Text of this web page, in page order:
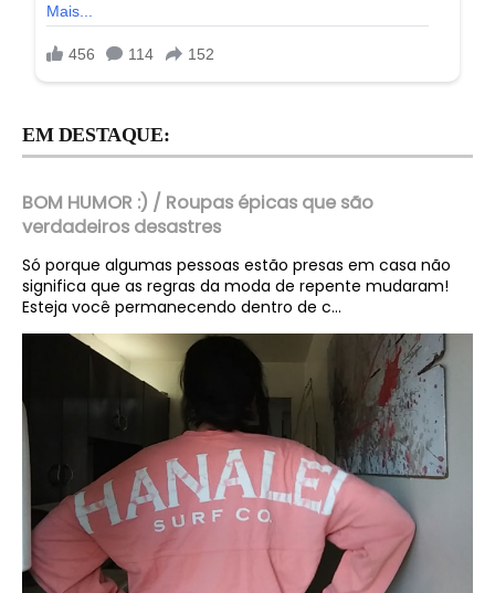
EM DESTAQUE:
BOM HUMOR :) / Roupas épicas que são
verdadeiros desastres
Só porque algumas pessoas estão presas em casa não
significa que as regras da moda de repente mudaram!
Esteja você permanecendo dentro de c...